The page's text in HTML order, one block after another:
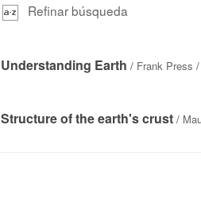
Refinar búsqueda
Understanding Earth / Frank Press
Structure of the earth's crust /